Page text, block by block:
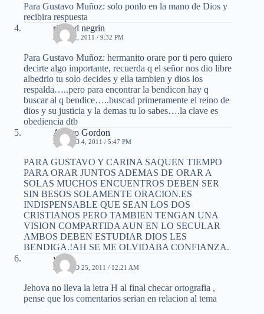
Para Gustavo Muñoz: solo ponlo en la mano de Dios y
recibira respuesta
richrad negrin
JUNIO 2, 2011 / 9:32 PM
Para Gustavo Muñoz: hermanito orare por ti pero quiero
decirte algo importante, recuerda q el señor nos dio libre
albedrio tu solo decides y ella tambien y dios los
respalda…..pero para encontrar la bendicon hay q
buscar al q bendice…..buscad primeramente el reino de
dios y su justicia y la demas tu lo sabes….la clave es
obediencia dtb
Alvaro Gordon
AGOSTO 4, 2011 / 5:47 PM
PARA GUSTAVO Y CARINA SAQUEN TIEMPO
PARA ORAR JUNTOS ADEMAS DE ORAR A
SOLAS MUCHOS ENCUENTROS DEBEN SER
SIN BESOS SOLAMENTE ORACION.ES
INDISPENSABLE QUE SEAN LOS DOS
CRISTIANOS PERO TAMBIEN TENGAN UNA
VISION COMPARTIDA AUN EN LO SECULAR
AMBOS DEBEN ESTUDIAR DIOS LES
BENDIGA.!AH SE ME OLVIDABA CONFIANZA.
yayis
AGOSTO 25, 2011 / 12:21 AM
Jehova no lleva la letra H al final checar ortografia ,
pense que los comentarios serian en relacion al tema